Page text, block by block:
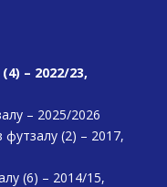
– 2022/23,
– 2025/2026
футзалу (2) – 2017,
(6) – 2014/15,